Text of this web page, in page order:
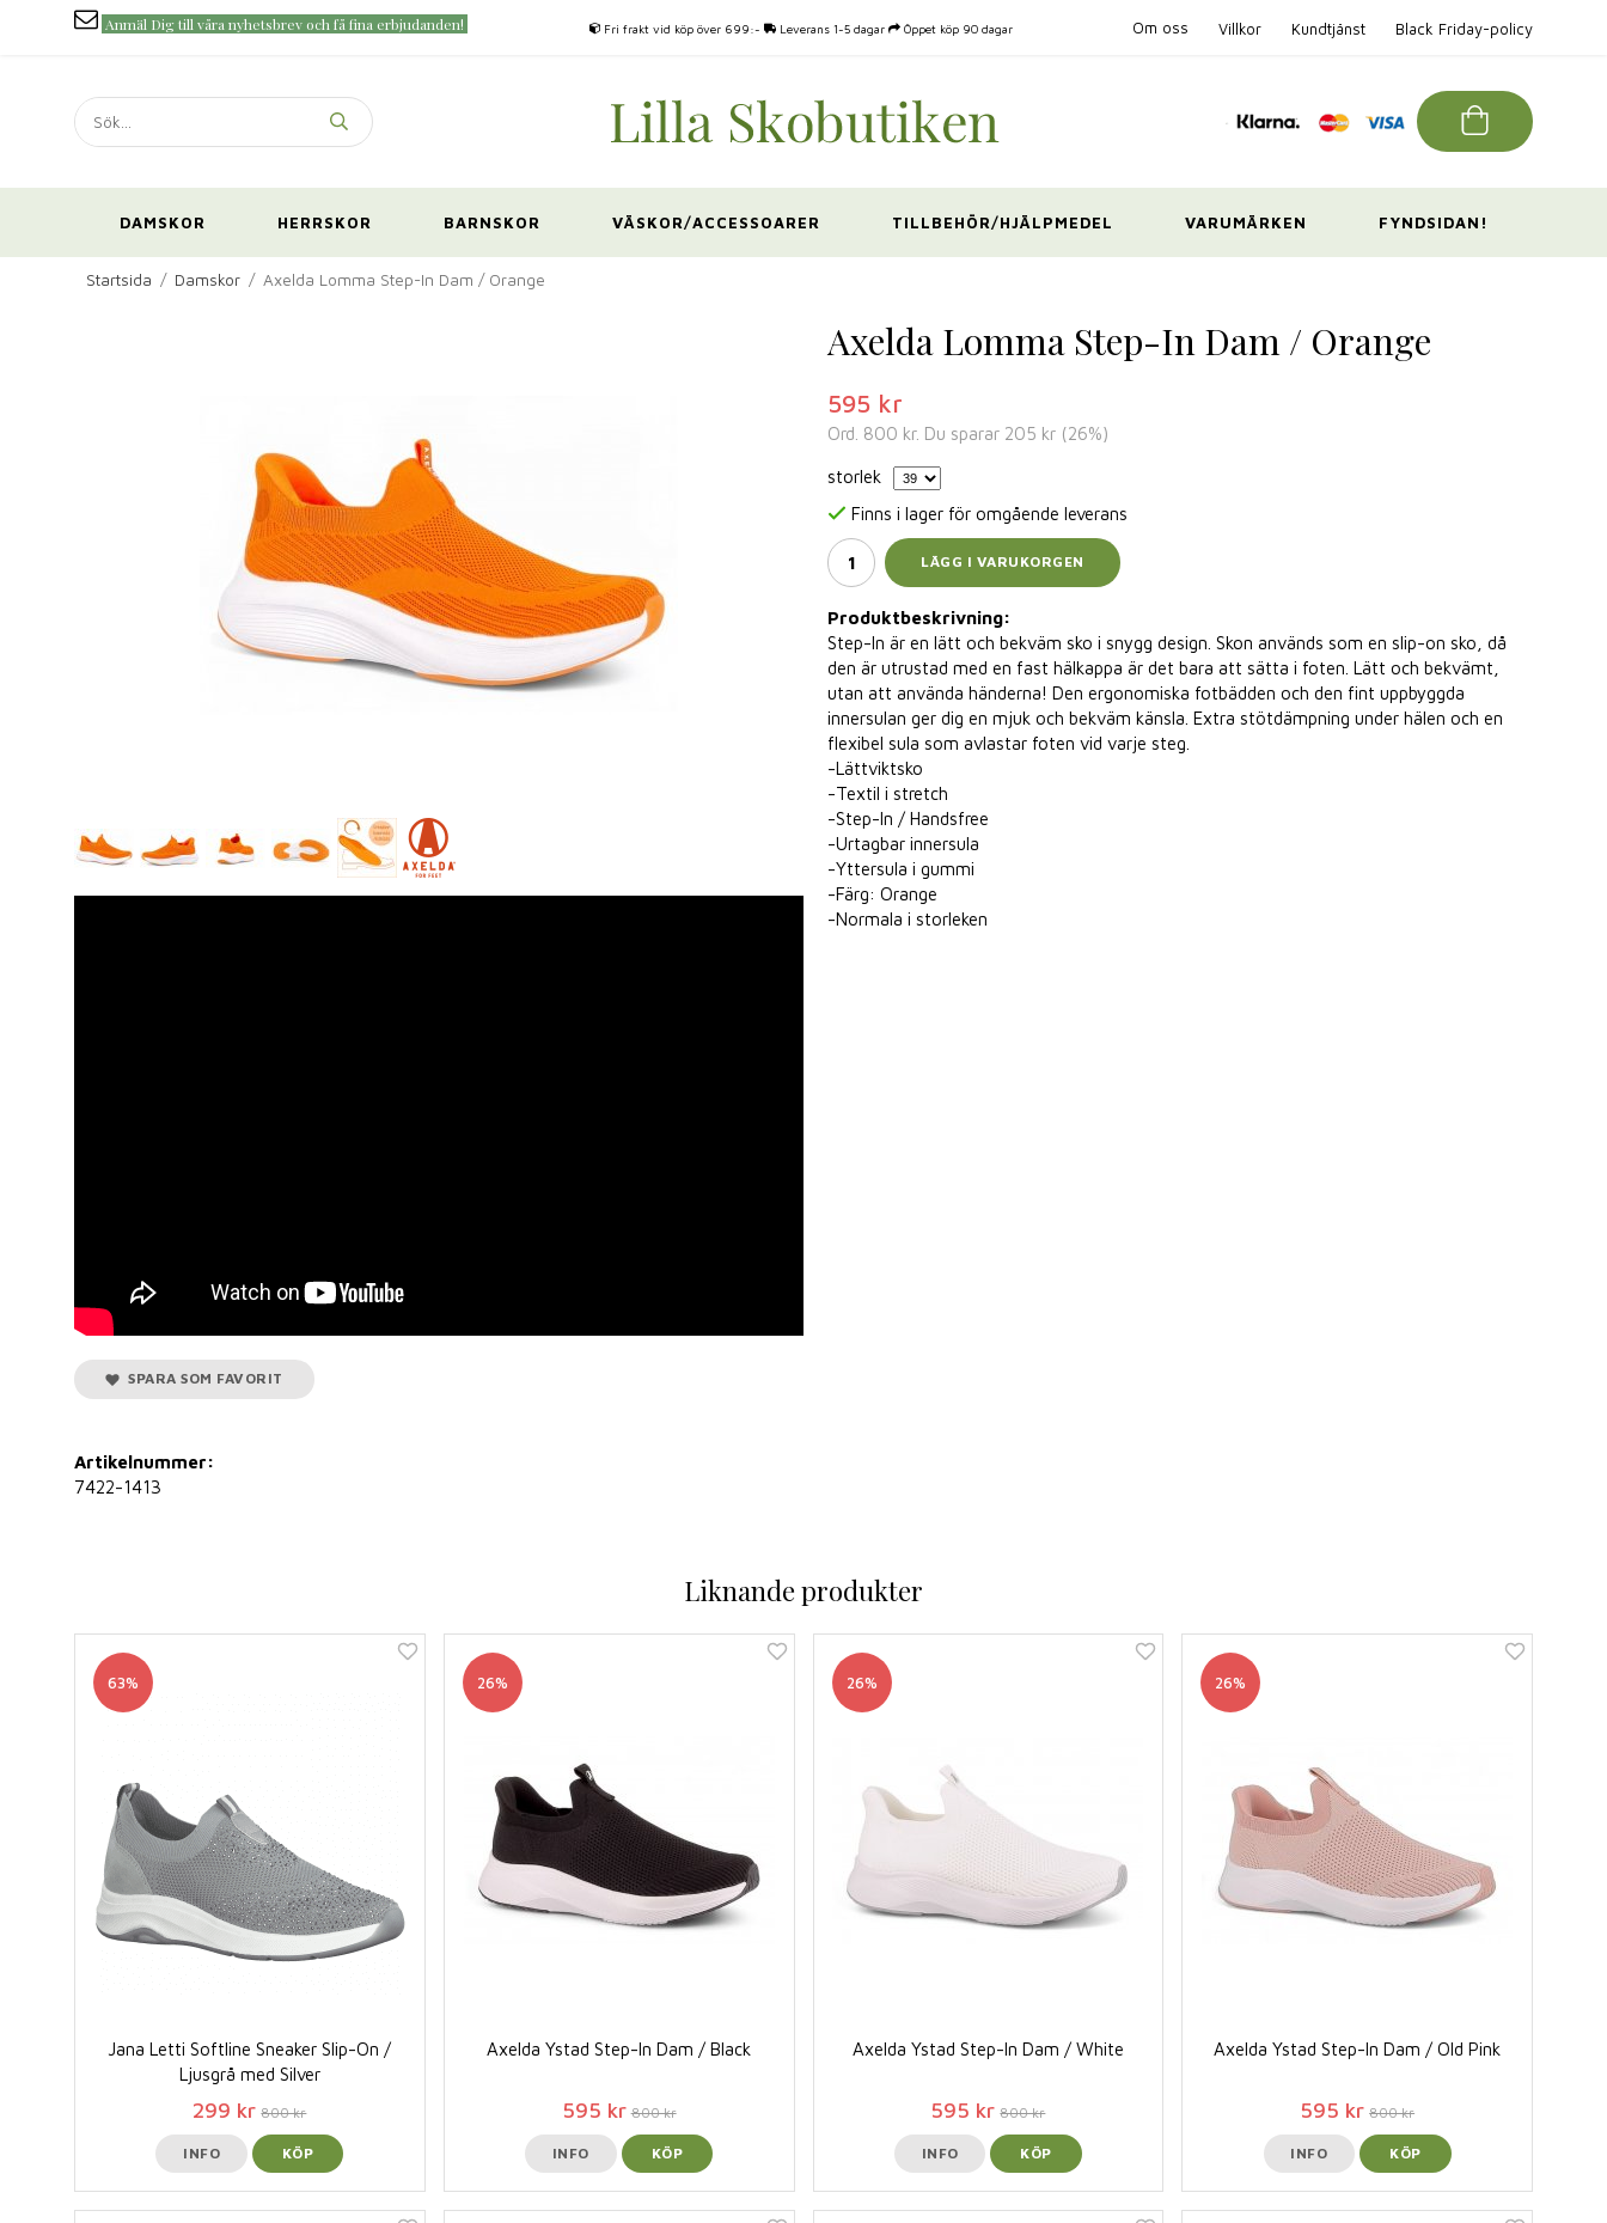
Anmäl Dig till våra nyhetsbrev och få fina erbjudanden! Fri frakt vid köp över 699:- Leverans 1-5 dagar Öppet köp 90 dagar Om oss Villkor Kundtjänst Black Friday-policy
DAMSKOR HERRSKOR BARNSKOR VÄSKOR/ACCESSOARER TILLBEHÖR/HJÄLPMEDEL VARUMÄRKEN FYNDSIDAN!
Startsida / Damskor / Axelda Lomma Step-In Dam / Orange
Axelda Lomma Step-In Dam / Orange
595 kr
Ord. 800 kr. Du sparar 205 kr (26%)
storlek
Finns i lager för omgående leverans
LÄGG I VARUKORGEN
Produktbeskrivning:
Step-In är en lätt och bekväm sko i snygg design. Skon används som en slip-on sko, då
den är utrustad med en fast hälkappa är det bara att sätta i foten. Lätt och bekvämt,
utan att använda händerna! Den ergonomiska fotbädden och den fint uppbyggda
innersulan ger dig en mjuk och bekväm känsla. Extra stötdämpning under hälen och en
flexibel sula som avlastar foten vid varje steg.
-Lättviktsko
-Textil i stretch
-Step-In / Handsfree
-Urtagbar innersula
-Yttersula i gummi
-Färg: Orange
-Normala i storleken
SPARA SOM FAVORIT
Artikelnummer:
7422-1413
Liknande produkter
63%
Jana Letti Softline Sneaker Slip-On /
Ljusgrå med Silver
299 kr 800 kr
INFO KÖP
26%
Axelda Ystad Step-In Dam / Black
595 kr 800 kr
INFO KÖP
26%
Axelda Ystad Step-In Dam / White
595 kr 800 kr
INFO KÖP
26%
Axelda Ystad Step-In Dam / Old Pink
595 kr 800 kr
INFO KÖP